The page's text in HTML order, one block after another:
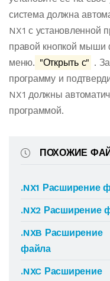
система должна
NX1 с установленной
правой кнопкой мыши
меню. "Открыть с" .
программу и
NX1 должны
программой.
ПОХОЖИЕ
.NX1 Расширение
.NX2 Расширение
.NXB Расширение
файла
.NXC Расширение